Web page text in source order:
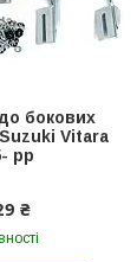
бокових
Vitara
рр
₴